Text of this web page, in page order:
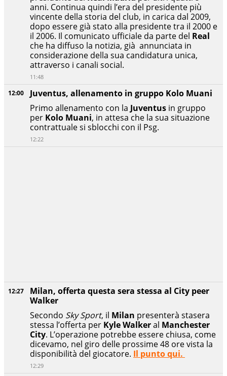
12:27
Milan, offerta questa sera stessa al City peer
Walker
Secondo Sky Sport, il Milan presenterà stasera
stessa l’offerta per Kyle Walkeral Manchester
City. L’operazione potrebbe essere chiusa, come
dicevamo, nel giro delle prossime 48 ore vista la
disponibilità del giocatore. Il punto qui.
12:29
12:00
Juventus, allenamento in gruppo Kolo Muani
Primo allenamento con la Juventus in gruppo
per Kolo Muani, in attesa che la sua situazione
contrattuale si sblocchi con il Psg.
12:22
anni. Continua quindi l’era del presidente più
vincente della storia del club, in carica dal 2009,
dopo essere già stato alla presidente tra il 2000 e
il 2006. Il comunicato ufficiale da parte del Real
che ha diffuso la notizia, già annunciata in
considerazione della sua candidatura unica,
attraverso i canali social.
11:48